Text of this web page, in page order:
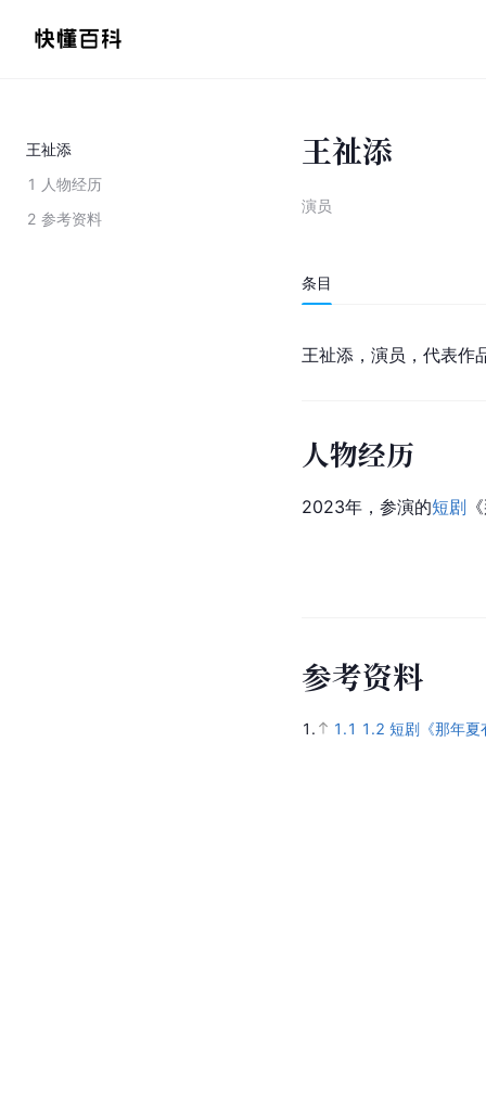
王祉添
1 人物经历
2 参考资料
王祉添
演员
条目
王祉添，演员，代表作
人物经历
2023年，参演的短剧
参考资料
1. 1.1 1.2 短剧《那年夏